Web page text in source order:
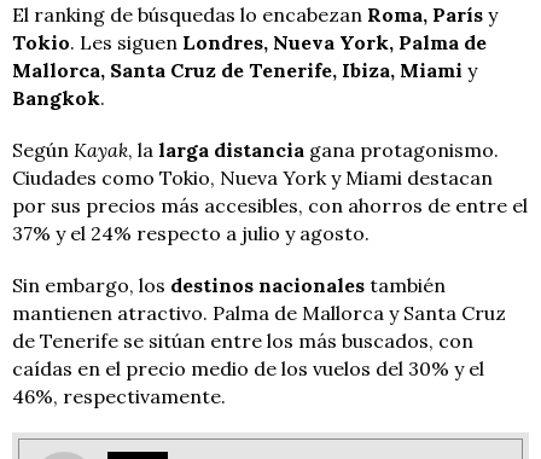
El ranking de búsquedas lo encabezan Roma, París y
Tokio. Les siguen Londres, Nueva York, Palma de
Mallorca, Santa Cruz de Tenerife, Ibiza, Miami y
Bangkok.
Según Kayak, la larga distancia gana protagonismo.
Ciudades como Tokio, Nueva York y Miami destacan
por sus precios más accesibles, con ahorros de entre el
37% y el 24% respecto a julio y agosto.
Sin embargo, los destinos nacionales también
mantienen atractivo. Palma de Mallorca y Santa Cruz
de Tenerife se sitúan entre los más buscados, con
caídas en el precio medio de los vuelos del 30% y el
46%, respectivamente.